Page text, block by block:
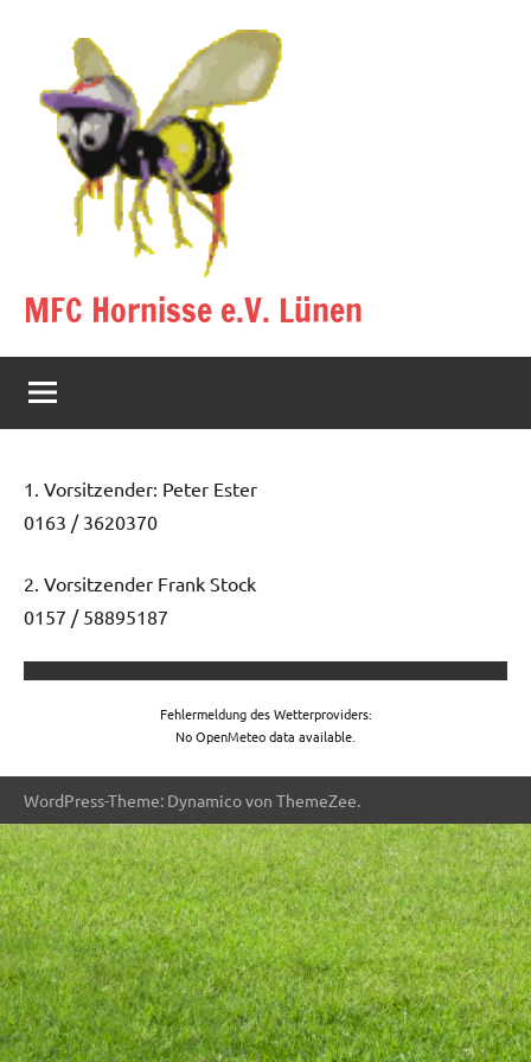
springen
MFC Hornisse e.V. Lünen
Eine
andere
WordPress-
Site.
1. Vorsitzender: Peter Ester
0163 / 3620370
2. Vorsitzender Frank Stock
0157 / 58895187
Fehlermeldung des Wetterproviders:
No OpenMeteo data available.
WordPress-Theme: Dynamico von ThemeZee.